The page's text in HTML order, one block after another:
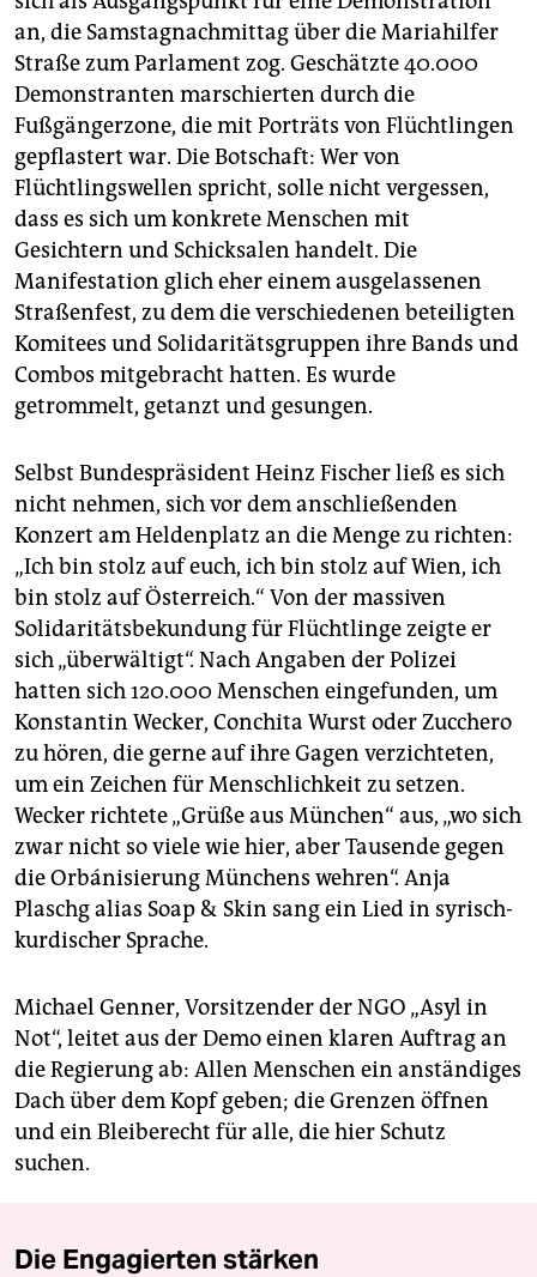
an, die Samstagnachmittag über die Mariahilfer
Straße zum Parlament zog. Geschätzte 40.000
Demonstranten marschierten durch die
Fußgängerzone, die mit Porträts von Flüchtlingen
gepflastert war. Die Botschaft: Wer von
Flüchtlingswellen spricht, solle nicht vergessen,
dass es sich um konkrete Menschen mit
Gesichtern und Schicksalen handelt. Die
Manifestation glich eher einem ausgelassenen
Straßenfest, zu dem die verschiedenen beteiligten
Komitees und Solidaritätsgruppen ihre Bands und
Combos mitgebracht hatten. Es wurde
getrommelt, getanzt und gesungen.
Selbst Bundespräsident Heinz Fischer ließ es sich
nicht nehmen, sich vor dem anschließenden
Konzert am Heldenplatz an die Menge zu richten:
„Ich bin stolz auf euch, ich bin stolz auf Wien, ich
bin stolz auf Österreich.“ Von der massiven
Solidaritätsbekundung für Flüchtlinge zeigte er
sich „überwältigt“. Nach Angaben der Polizei
hatten sich 120.000 Menschen eingefunden, um
Konstantin Wecker, Conchita Wurst oder Zucchero
zu hören, die gerne auf ihre Gagen verzichteten,
um ein Zeichen für Menschlichkeit zu setzen.
Wecker richtete „Grüße aus München“ aus, „wo sich
zwar nicht so viele wie hier, aber Tausende gegen
die Orbánisierung Münchens wehren“. Anja
Plaschg alias Soap & Skin sang ein Lied in syrisch-
kurdischer Sprache.
Michael Genner, Vorsitzender der NGO „Asyl in
Not“, leitet aus der Demo einen klaren Auftrag an
die Regierung ab: Allen Menschen ein anständiges
Dach über dem Kopf geben; die Grenzen öffnen
und ein Bleiberecht für alle, die hier Schutz
suchen.
Die Engagierten stärken